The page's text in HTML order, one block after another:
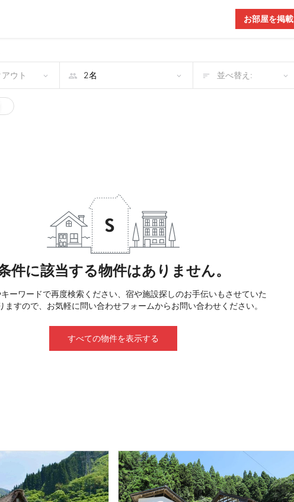
お部屋を掲載
ウト 並べ替え:
件に該当する物件はありません。
ーワードで再度検索ください、宿や施設探しのお手伝いもさせていた
ますので、お気軽に問い合わせフォームからお問い合わせください。
すべての物件を表示する